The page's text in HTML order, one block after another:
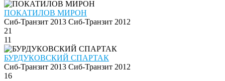
ПОКАТИЛОВ МИРОН
Сиб-Транзит 2013 Сиб-Транзит 2012
21
11
БУРДУКОВСКИЙ СПАРТАК
Сиб-Транзит 2013 Сиб-Транзит 2012
16